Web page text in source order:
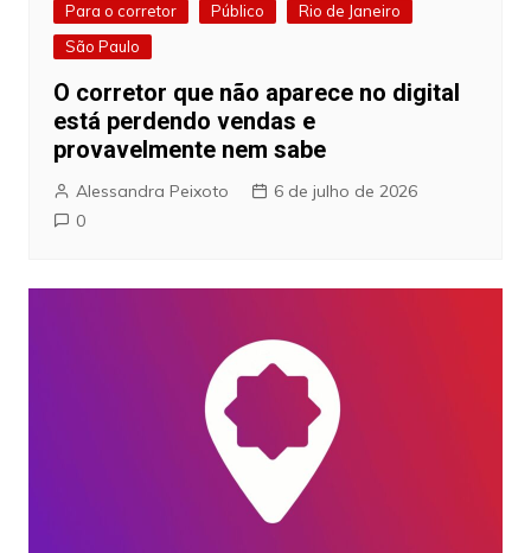
Para o corretor
Público
Rio de Janeiro
São Paulo
O corretor que não aparece no digital
está perdendo vendas e
provavelmente nem sabe
Alessandra Peixoto
6 de julho de 2026
0